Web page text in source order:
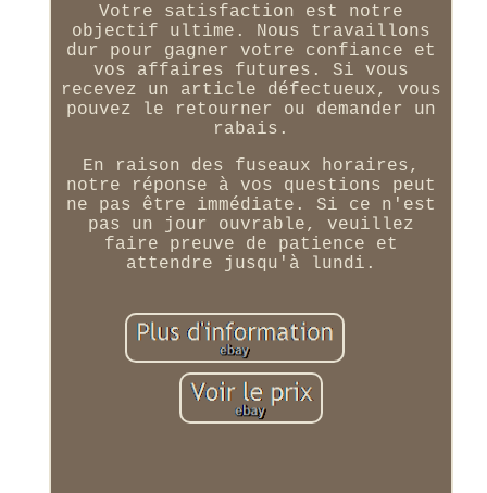
Votre satisfaction est notre
objectif ultime. Nous travaillons
dur pour gagner votre confiance et
vos affaires futures. Si vous
recevez un article défectueux, vous
pouvez le retourner ou demander un
rabais.
En raison des fuseaux horaires,
notre réponse à vos questions peut
ne pas être immédiate. Si ce n'est
pas un jour ouvrable, veuillez
faire preuve de patience et
attendre jusqu'à lundi.